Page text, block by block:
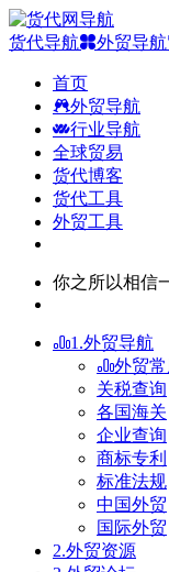
货代导航 外贸导航
首页
外贸导航
行业导航
全球贸易
货代博客
货代工具
外贸工具
你之所以相信
1.外贸导航
外贸常
关税查询
各国海关
企业查询
商标专利
标准法规
中国外贸
国际外贸
2.外贸资源